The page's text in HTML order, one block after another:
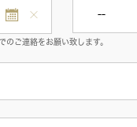
ご連絡をお願い致します。